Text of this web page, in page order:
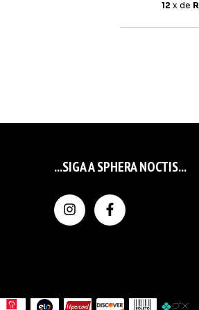
12 x de
...SIGA A SPHERA NOCTIS...